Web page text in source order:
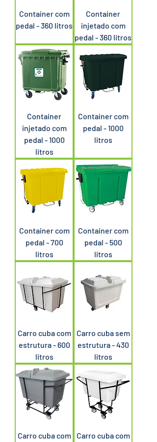
Container com
pedal - 360 litros
Container
injetado com
pedal - 360 litros
Container
injetado com
pedal - 1000
litros
Container com
pedal - 1000
litros
Container com
pedal - 700
litros
Container com
pedal - 500
litros
Carro cuba com
estrutura - 600
litros
Carro cuba sem
estrutura - 430
litros
Carro cuba com
Carro cuba com